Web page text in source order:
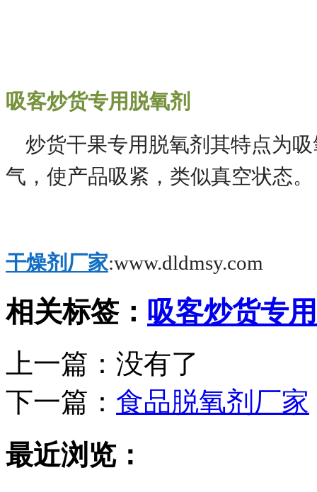
吸客炒货专用脱氧剂
炒货干果专用脱氧剂其特点为
气，使产品吸紧，类似真空状态。
干燥剂厂家:www.dldmsy.com
相关标签： 吸客炒货专
上一篇：没有了
下一篇： 食品脱氧剂厂家
最近浏览：